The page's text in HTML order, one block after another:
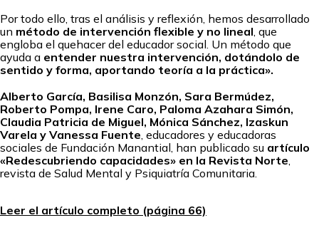
Por todo ello, tras el análisis y reflexión, hemos desarrollado
un método de intervención flexible y no lineal , que
engloba el quehacer del educador social. Un método que
ayuda a entender nuestra intervención, dotándolo de
sentido y forma, aportando teoría a la práctica».
Alberto García, Basilisa Monzón, Sara Bermúdez,
Roberto Pompa, Irene Caro, Paloma Azahara Simón,
Claudia Patricia de Miguel, Mónica Sánchez, Izaskun
Varela y Vanessa Fuente, educadores y educadoras
sociales de Fundación Manantial, han publicado su artículo
«Redescubriendo capacidades» en la Revista Norte,
revista de Salud Mental y Psiquiatría Comunitaria.
Leer el artículo completo (página 66)